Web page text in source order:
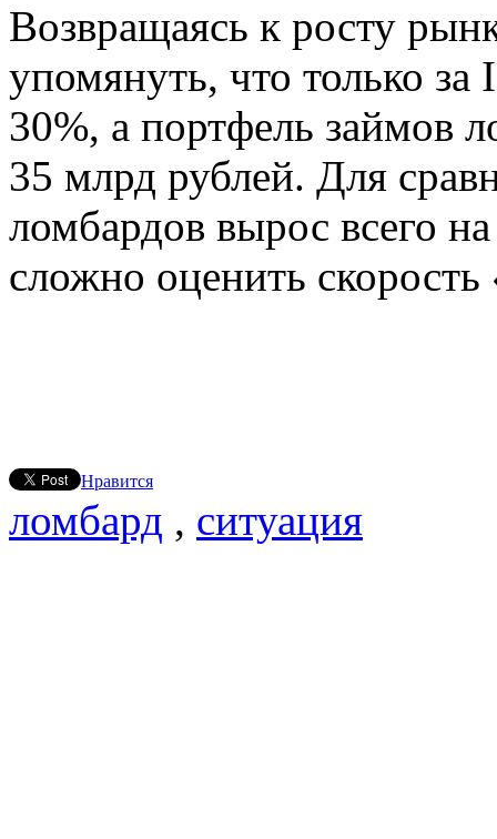
Возвращаясь к росту
упомянуть, что только за
30%, а портфель займов
35 млрд рублей. Для
ломбардов вырос всего
сложно оценить
Нравится
ломбард , ситуация